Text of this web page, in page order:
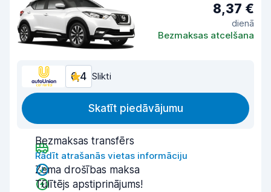
8,37 €
dienā
Bezmaksas atcelšana
6,4 Slikti
Skatīt piedāvājumu
Bezmaksas transfērs
Rādīt atrašanās vietas informāciju
Zema drošības maksa
Tūlītējs apstiprinājums!